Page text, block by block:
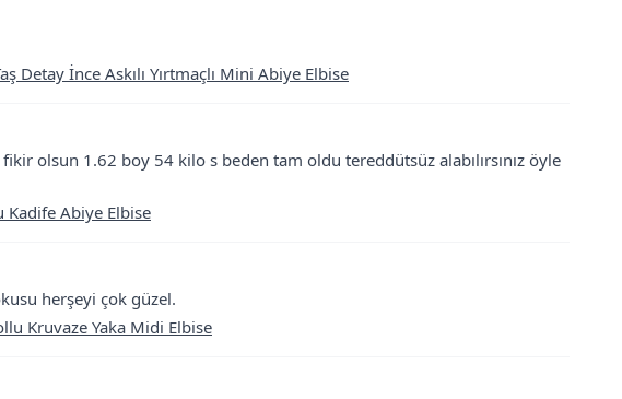
Detay İnce Askılı Yırtmaçlı Mini Abiye Elbise
olsun 1.62 boy 54 kilo s beden tam oldu tereddütsüz alabılırsınız öyle
Kadife Abiye Elbise
herşeyi çok güzel.
Kruvaze Yaka Midi Elbise